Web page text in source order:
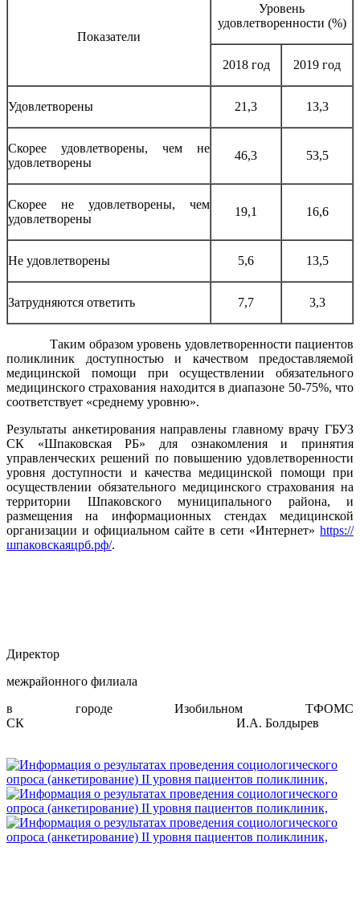
Показатели
Уровень
удовлетворенности (%)
2018 год 2019 год
Удовлетворены 21,3 13,3
Скорее удовлетворены, чем не
удовлетворены
46,3 53,5
Скорее не удовлетворены, чем
удовлетворены
19,1 16,6
Не удовлетворены 5,6 13,5
Затрудняются ответить 7,7 3,3
Таким образом уровень удовлетворенности пациентов
поликлиник доступностью и качеством предоставляемой
медицинской помощи при осуществлении обязательного
медицинского страхования находится в диапазоне 50-75%, что
соответствует «среднему уровню».
Результаты анкетирования направлены главному врачу ГБУЗ
СК «Шпаковская РБ» для ознакомления и принятия
управленческих решений по повышению удовлетворенности
уровня доступности и качества медицинской помощи при
осуществлении обязательного медицинского страхования на
территории Шпаковского муниципального района, и
размещения на информационных стендах медицинской
организации и официальном сайте в сети «Интернет» https://
шпаковскаяцрб.рф/.
Директор
межрайонного филиала
в городе Изобильном ТФОМС
СК И.А. Болдырев